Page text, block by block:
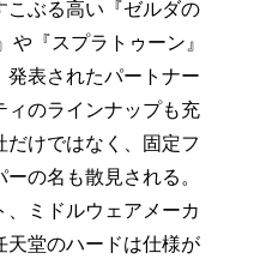
こぶる高い『ゼルダの
や『スプラトゥーン』
発表されたパートナー
ィのラインナップも充
けではなく、固定フ
の名も散見される。
ミドルウェアメーカ
天堂のハードは仕様が